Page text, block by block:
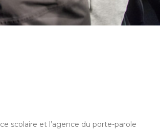
scolaire et l’agence du porte-parole